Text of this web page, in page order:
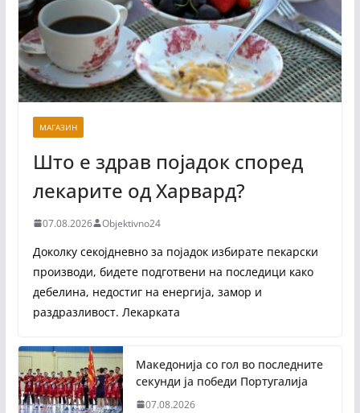
МАГАЗИН
Што е здрав појадок според
лекарите од Харвард?
07.08.2026 Objektivno24
Доколку секојдневно за појадок избирате пекарски
производи, бидете подготвени на последици како
дебелина, недостиг на енергија, замор и
раздразливост. Лекарката
Македонија со гол во последните
секунди ја победи Португалија
07.08.2026